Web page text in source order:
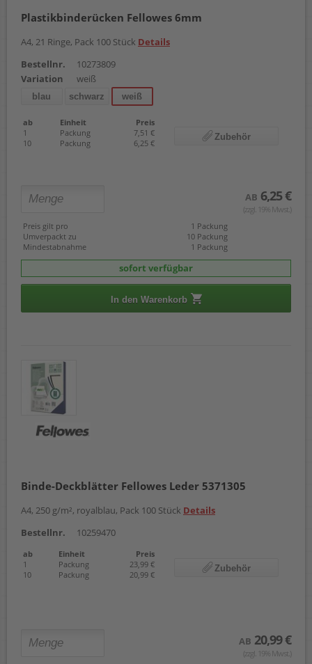
Plastikbinderücken Fellowes 6mm
A4, 21 Ringe, Pack 100 Stück Details
Bestellnr.
10273809
Variation
weiß
blau schwarz weiß
ab Einheit
Preis
1
Packung
7,51 €
10
Packung 6,25 €
Zubehör
AB 6,25 €
(zzgl. 19% Mwst.)
Preis gilt pro
1 Packung
Umverpackt zu
10 Packung
Mindestabnahme
1 Packung
sofort verfügbar
In den Warenkorb
Binde-Deckblätter Fellowes Leder 5371305
A4, 250 g/m², royalblau, Pack 100 Stück Details
Bestellnr.
10259470
ab Einheit
Preis
1
Packung
23,99 €
10
Packung 20,99 €
Zubehör
AB 20,99 €
(zzgl. 19% Mwst.)